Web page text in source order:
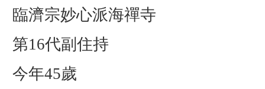
臨濟宗妙心派海禪寺
第16代副住持
今年45歲